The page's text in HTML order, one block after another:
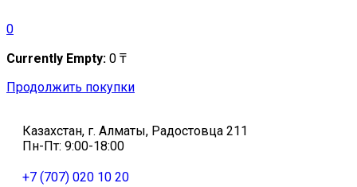
0
Currently Empty: 0 ₸
Продолжить покупки
Казахстан, г. Алматы, Радостовца 211
Пн-Пт: 9:00-18:00
+7 (707) 020 10 20